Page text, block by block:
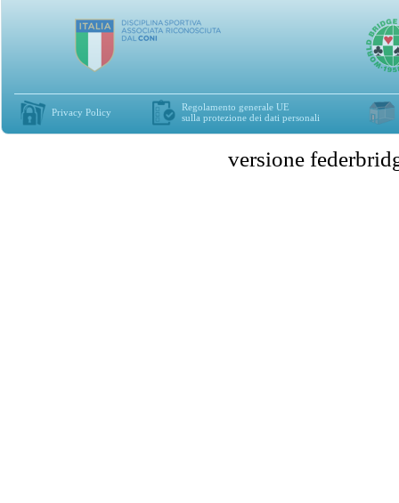
Privacy Policy
Regolamento generale UE
sulla protezione dei dati personali
versione